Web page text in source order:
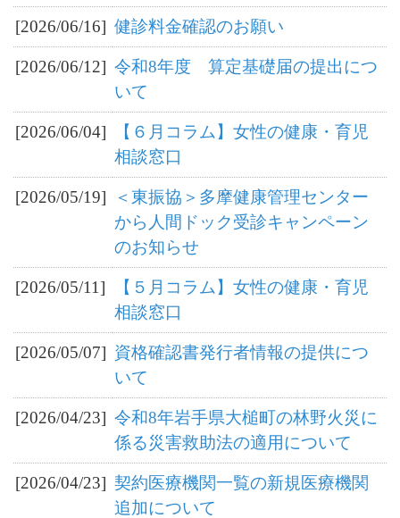
[2026/06/16] 健診料金確認のお願い
[2026/06/12] 令和8年度 算定基礎届の提出につ
いて
[2026/06/04]
【６月コラム】女性の健康・育児
相談窓口
[2026/05/19]
＜東振協＞多摩健康管理センター
から人間ドック受診キャンペーン
のお知らせ
[2026/05/11]
【５月コラム】女性の健康・育児
相談窓口
[2026/05/07] 資格確認書発行者情報の提供につ
いて
[2026/04/23] 令和8年岩手県大槌町の林野火災に
係る災害救助法の適用について
[2026/04/23] 契約医療機関一覧の新規医療機関
追加について